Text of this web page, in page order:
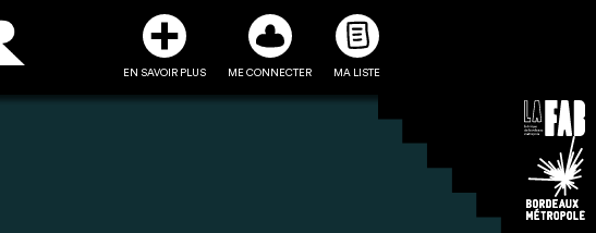
EN SAVOIR PLUS ME CONNECTER MA LISTE